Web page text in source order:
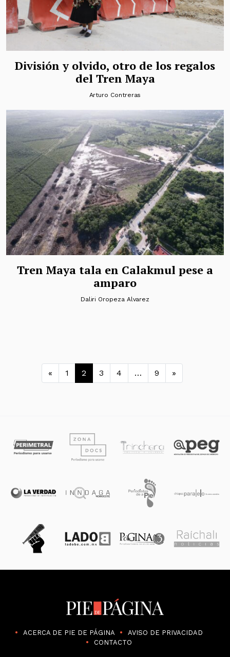
División y olvido, otro de los regalos
del Tren Maya
Arturo Contreras
Tren Maya tala en Calakmul pese a
amparo
Daliri Oropeza Alvarez
Navegación de entradas
« 1 2 3 4 … 9 »
ACERCA DE PIE DE PÁGINA
AVISO DE PRIVACIDAD
CONTACTO